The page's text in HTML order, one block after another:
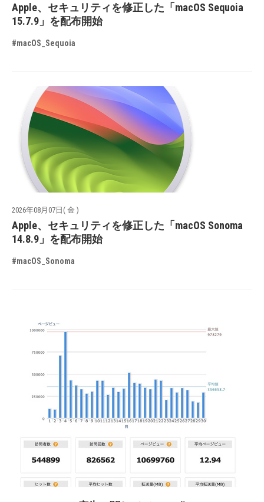
Apple、セキュリティを修正した「macOS Sequoia
15.7.9」を配布開始
#macOS_Sequoia
2026年08月07日( 金 )
Apple、セキュリティを修正した「macOS Sonoma
14.8.9」を配布開始
#macOS_Sonoma